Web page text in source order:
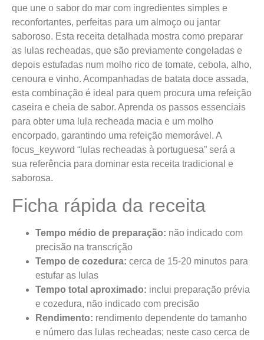
que une o sabor do mar com ingredientes simples e
reconfortantes, perfeitas para um almoço ou jantar
saboroso. Esta receita detalhada mostra como preparar
as lulas recheadas, que são previamente congeladas e
depois estufadas num molho rico de tomate, cebola, alho,
cenoura e vinho. Acompanhadas de batata doce assada,
esta combinação é ideal para quem procura uma refeição
caseira e cheia de sabor. Aprenda os passos essenciais
para obter uma lula recheada macia e um molho
encorpado, garantindo uma refeição memorável. A
focus_keyword “lulas recheadas à portuguesa” será a
sua referência para dominar esta receita tradicional e
saborosa.
Ficha rápida da receita
Tempo médio de preparação: não indicado com
precisão na transcrição
Tempo de cozedura: cerca de 15-20 minutos para
estufar as lulas
Tempo total aproximado: inclui preparação prévia
e cozedura, não indicado com precisão
Rendimento: rendimento dependente do tamanho
e número das lulas recheadas; neste caso cerca de